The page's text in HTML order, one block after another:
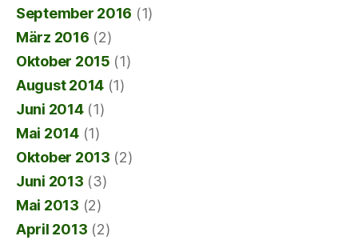
September 2016 (1)
März 2016 (2)
Oktober 2015 (1)
August 2014 (1)
Juni 2014(1)
Mai 2014(1)
Oktober 2013 (2)
Juni 2013 (3)
Mai 2013 (2)
April 2013 (2)